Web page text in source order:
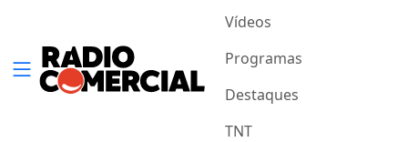
Vídeos
Programas
Destaques
TNT